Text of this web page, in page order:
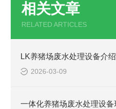
相关文章
RELATED ARTICLES
LK养猪场废水处理设备介绍
2026-03-09